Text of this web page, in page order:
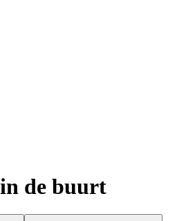
de buurt